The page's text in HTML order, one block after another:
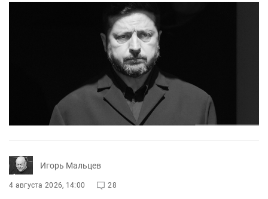
Игорь Мальцев
4 августа 2026, 14:00 28